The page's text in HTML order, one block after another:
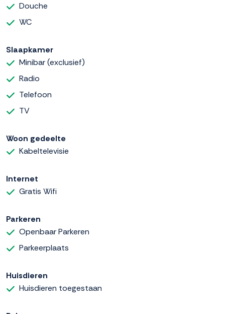
Douche
WC
Slaapkamer
Minibar (exclusief)
Radio
Telefoon
TV
Woon gedeelte
Kabeltelevisie
Internet
Gratis Wifi
Parkeren
Openbaar Parkeren
Parkeerplaats
Huisdieren
Huisdieren toegestaan